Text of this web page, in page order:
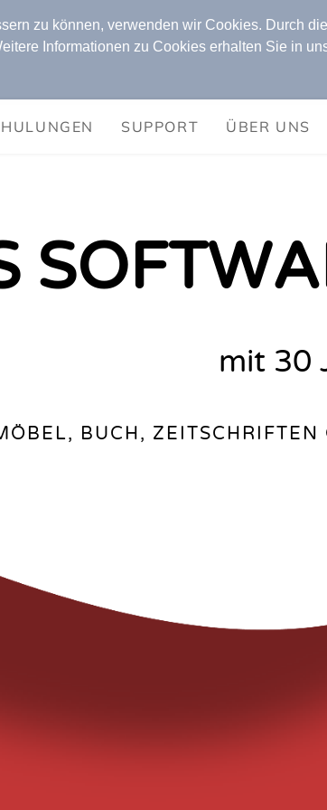
zu können, verwenden wir Cookies. Durch
Informationen zu Cookies erhalten Sie in
SUPPORT ÜBER UNS
mit 30
BUCH, ZEITSCHRIFTEN